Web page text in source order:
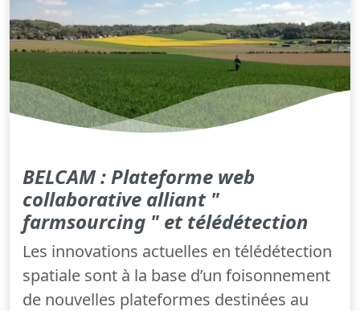
BELCAM : Plateforme web
collaborative alliant "
farmsourcing " et télédétection
Les innovations actuelles en télédétection
spatiale sont à la base d’un foisonnement
de nouvelles plateformes destinées au